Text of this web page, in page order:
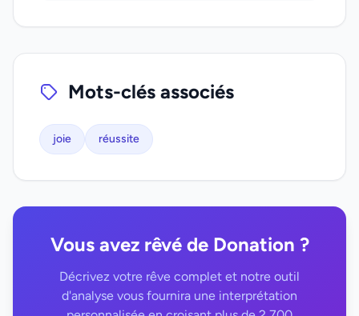
Mots-clés associés
joie réussite
Vous avez rêvé de Donation ?
Décrivez votre rêve complet et notre outil
d'analyse vous fournira une interprétation